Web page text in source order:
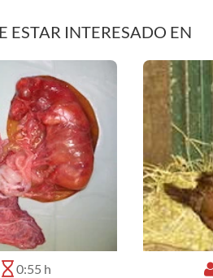
ESTAR INTERESADO EN
0:55 h